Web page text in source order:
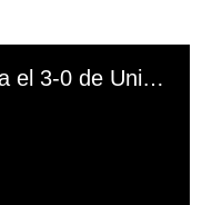
Gol de Piero Quispe para el 3-0 de Universitario vs. Mannucci. (Video: GOLPERU)